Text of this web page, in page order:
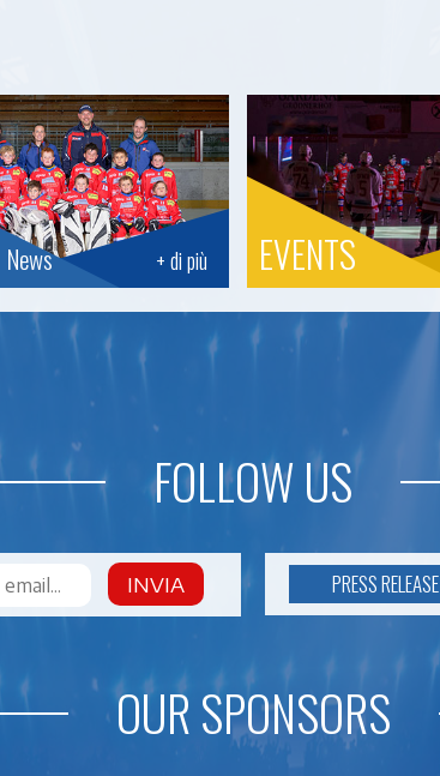
+ di più
News EVENTS
FOLLOW US
INVIA PRESS RELEASE
OUR SPONSORS